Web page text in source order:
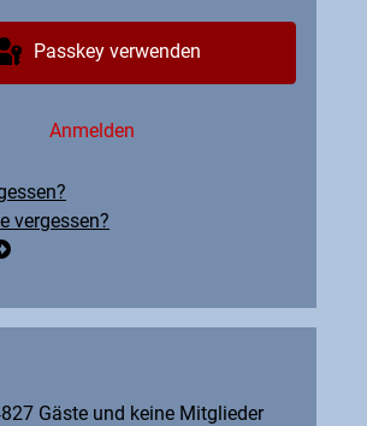
Passkey verwenden
Anmelden
vergessen?
Gäste und keine Mitglieder